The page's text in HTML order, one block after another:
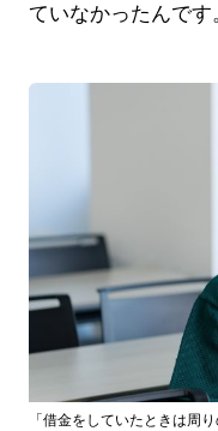
ていなかったんです
「借金をしていたときは周